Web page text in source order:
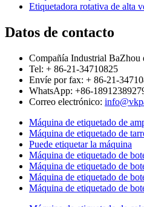
Etiquetadora rotativa de alta
Datos de contacto
Compañía Industrial BaZhou
Tel: + 86-21-34710825
Envíe por fax: + 86-21-
WhatsApp: +86-
Correo electrónico:
Máquina de etiquetado de
Máquina de etiquetado de
Puede etiquetar la máquina
Máquina de etiquetado de
Máquina de etiquetado de
Máquina de etiquetado de
Máquina de etiquetado de